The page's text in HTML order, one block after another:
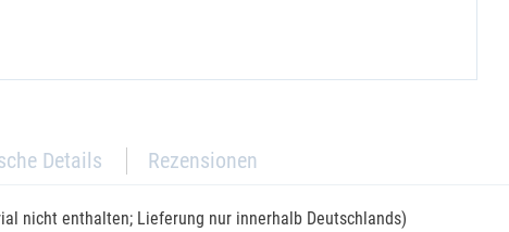
Details Rezensionen
nicht enthalten; Lieferung nur innerhalb Deutschlands)